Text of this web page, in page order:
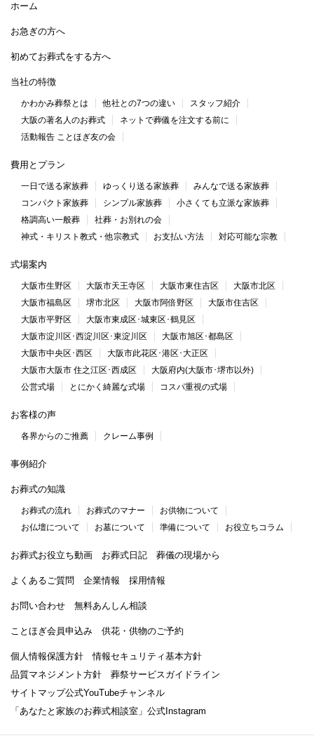
ホーム
お急ぎの方へ
初めてお葬式をする方へ
当社の特徴
かわかみ葬祭とは 他社との7つの違い
スタッフ紹介
大阪の著名人のお葬式
ネットで葬儀を注文する前に
活動報告 ことほぎ友の会
費用とプラン
一日で送る家族葬 ゆっくり送る家族葬
みんなで送る家族葬
コンパクト家族葬
シンプル家族葬
小さくても立派な家族葬
格調高い一般葬
社葬・お別れの会
神式・キリスト教式・他宗教式
お支払い方法 対応可能な宗教
式場案内
大阪市生野区 大阪市天王寺区 大阪市東住吉区
大阪市北区
大阪市福島区
堺市北区 大阪市阿倍野区
大阪市住吉区
大阪市平野区
大阪市東成区･城東区･鶴見区
大阪市淀川区･西淀川区･東淀川区
大阪市旭区･都島区
大阪市中央区･西区
大阪市此花区･港区･大正区
大阪市大阪市 住之江区･西成区
大阪府内(大阪市･堺市以外)
公営式場
とにかく綺麗な式場 コスパ重視の式場
お客様の声
各界からのご推薦 クレーム事例
事例紹介
お葬式の知識
お葬式の流れ お葬式のマナー
お供物について
お仏壇について
お墓について 準備について お役立ちコラム
お葬式お役立ち動画 お葬式日記 葬儀の現場から
よくあるご質問 企業情報 採用情報
お問い合わせ 無料あんしん相談
ことほぎ会員申込み 供花・供物のご予約
個人情報保護方針
情報セキュリティ基本方針
品質マネジメント方針
葬祭サービスガイドライン
サイトマップ公式YouTubeチャンネル
「あなたと家族のお葬式相談室」 公式Instagram